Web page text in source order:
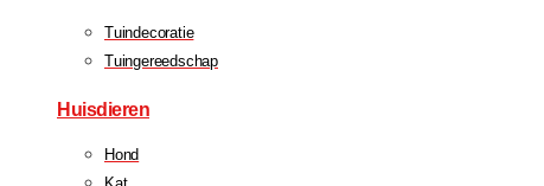
Tuindecoratie
Tuingereedschap
Huisdieren
Hond